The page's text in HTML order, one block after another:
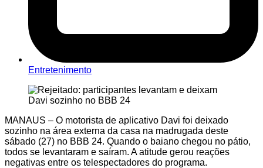
Entretenimento
MANAUS – O motorista de aplicativo Davi foi deixado
sozinho na área externa da casa na madrugada deste
sábado (27) no BBB 24. Quando o baiano chegou no pátio,
todos se levantaram e saíram. A atitude gerou reações
negativas entre os telespectadores do programa.